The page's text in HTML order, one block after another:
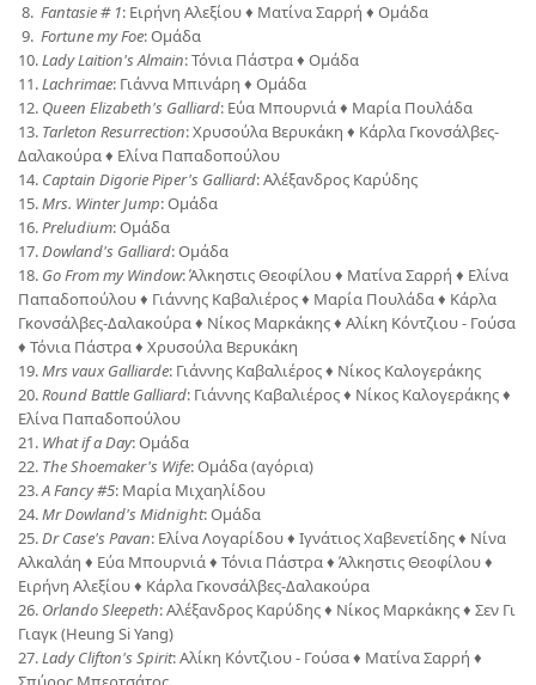
8. Fantasie # 1: Ειρήνη Αλεξίου ♦ Ματίνα Σαρρή ♦ Ομάδα
9. Fortune my Foe: Ομάδα
10.Lady Laition's Almain: Τόνια Πάστρα ♦ Ομάδα
11.Lachrimae: Γιάννα Μπινάρη ♦ Ομάδα
12. Queen Elizabeth's Galliard: Εύα Μπουρνιά ♦ Μαρία Πουλάδα
13. Tarleton Resurrection: Χρυσούλα Βερυκάκη ♦ Κάρλα Γκονσάλβες-
Δαλακούρα ♦ Ελίνα Παπαδοπούλου
14. Captain Digorie Piper's Galliard: Αλέξανδρος Καρύδης
15.Mrs. Winter Jump: Ομάδα
16.Preludium: Ομάδα
17.Dowland's Galliard: Ομάδα
18. Go From my Window: Άλκηστις Θεοφίλου ♦ Ματίνα Σαρρή ♦ Ελίνα
Παπαδοπούλου ♦ Γιάννης Καβαλιέρος ♦ Μαρία Πουλάδα ♦ Κάρλα
Γκονσάλβες-Δαλακούρα ♦ Νίκος Μαρκάκης ♦ Αλίκη Κόντζιου - Γούσα
♦ Τόνια Πάστρα ♦ Χρυσούλα Βερυκάκη
19.Mrs vaux Galliarde: Γιάννης Καβαλιέρος ♦ Νίκος Καλογεράκης
20.Round Battle Galliard: Γιάννης Καβαλιέρος ♦ Νίκος Καλογεράκης ♦
Ελίνα Παπαδοπούλου
21. What if a Day: Ομάδα
22. The Shoemaker's Wife: Ομάδα (αγόρια)
23.A Fancy #5: Μαρία Μιχαηλίδου
24.Mr Dowland's Midnight: Ομάδα
25.Dr Case's Pavan: Ελίνα Λογαρίδου ♦ Ιγνάτιος Χαβενετίδης ♦ Νίνα
Αλκαλάη ♦ Εύα Μπουρνιά ♦ Τόνια Πάστρα ♦ Άλκηστις Θεοφίλου ♦
Ειρήνη Αλεξίου ♦ Κάρλα Γκονσάλβες-Δαλακούρα
26. Orlando Sleepeth: Αλέξανδρος Καρύδης ♦ Νίκος Μαρκάκης ♦ Σεν Γι
Γιαγκ (Heung Si Yang)
27.Lady Clifton's Spirit: Αλίκη Κόντζιου - Γούσα ♦ Ματίνα Σαρρή ♦